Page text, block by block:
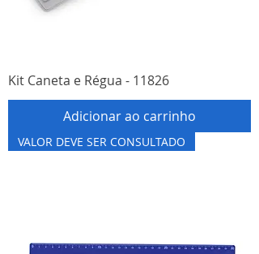
Kit Caneta e Régua - 11826
Adicionar ao carrinho
VALOR DEVE SER CONSULTADO